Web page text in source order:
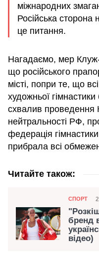
міжнародних
Російська сторона
це питання.
Нагадаємо, мер
що російського
місті, попри те, що всі
художньої
схвалив проведення
нейтральності РФ,
федерація
прибрала всі
Читайте також:
Категорія
СПОРТ
бренд
відео)